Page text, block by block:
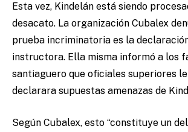
Esta vez, Kindelán está siendo
desacato. La organización Cubalex
prueba incriminatoria es la
instructora. Ella misma informó a los
santiaguero que oficiales superiores
declarara supuestas amenazas de
Según Cubalex, esto “constituye un